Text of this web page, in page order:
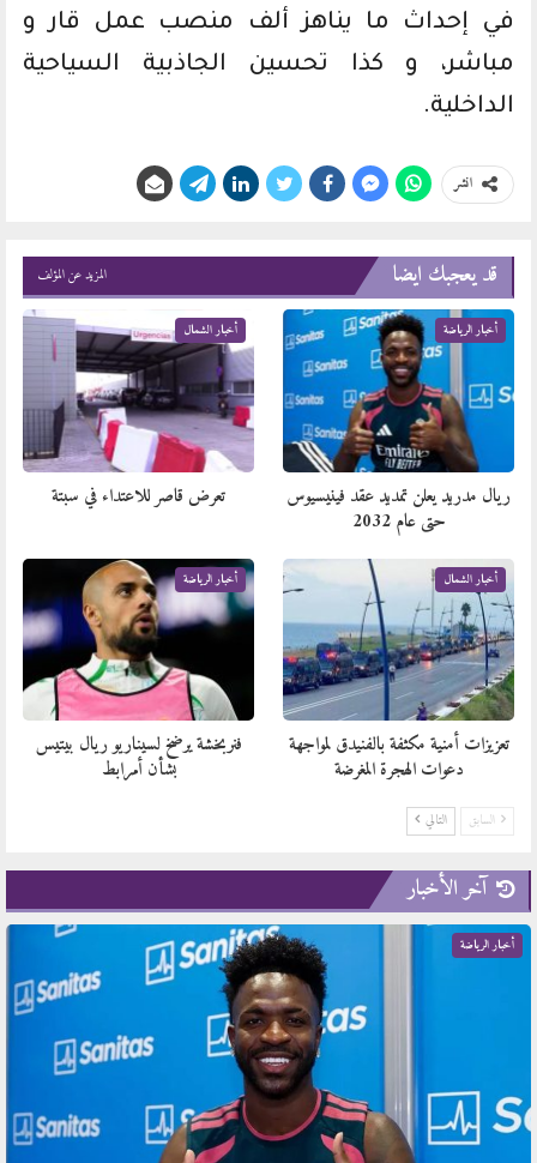
في إحداث ما يناهز ألف منصب عمل قار و
مباشر، و كذا تحسين الجاذبية السياحية
الداخلية.
انشر
قد يعجبك ايضا المزيد عن المؤلف
أخبار الرياضة
ريال مدريد يعلن تمديد عقد فينيسيوس
حتى عام 2032
أخبار الشمال
تعرض قاصر للاعتداء في سبتة
أخبار الشمال
تعزيزات أمنية مكثفة بالفنيدق لمواجهة
دعوات الهجرة المغرضة
أخبار الرياضة
فنربخشة يرضخ لسيناريو ريال بيتيس
بشأن أمرابط
السابق التالي
آخر الأخبار
أخبار الرياضة